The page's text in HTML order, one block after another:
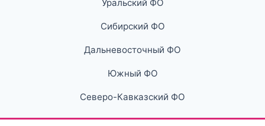
Уральский ФО
Сибирский ФО
Дальневосточный ФО
Южный ФО
Северо-Кавказский ФО